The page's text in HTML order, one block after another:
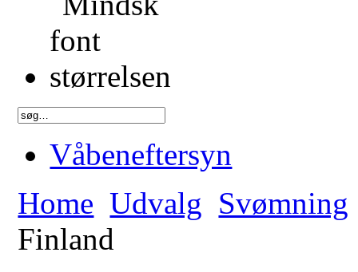
Våbeneftersyn
Home Udvalg Svømning
Finland